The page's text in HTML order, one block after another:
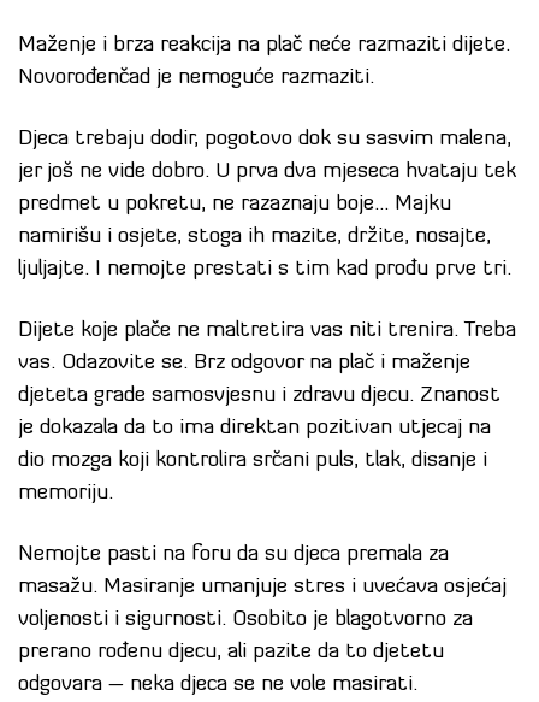
Maženje i brza reakcija na plač neće razmaziti dijete.
Novorođenčad je nemoguće razmaziti.
Djeca trebaju dodir, pogotovo dok su sasvim malena,
jer još ne vide dobro. U prva dva mjeseca hvataju tek
predmet u pokretu, ne razaznaju boje… Majku
namirišu i osjete, stoga ih mazite, držite, nosajte,
ljuljajte. I nemojte prestati s tim kad prođu prve tri.
Dijete koje plače ne maltretira vas niti trenira. Treba
vas. Odazovite se. Brz odgovor na plač i maženje
djeteta grade samosvjesnu i zdravu djecu. Znanost
je dokazala da to ima direktan pozitivan utjecaj na
dio mozga koji kontrolira srčani puls, tlak, disanje i
memoriju.
Nemojte pasti na foru da su djeca premala za
masažu. Masiranje umanjuje stres i uvećava osjećaj
voljenosti i sigurnosti. Osobito je blagotvorno za
prerano rođenu djecu, ali pazite da to djetetu
odgovara – neka djeca se ne vole masirati.